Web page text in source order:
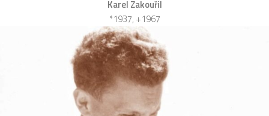
Karel Zakouřil
*1937, +1967